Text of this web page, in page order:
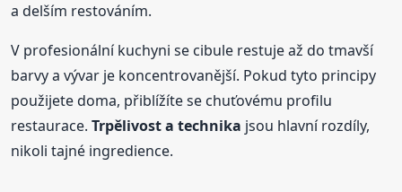
a delším restováním.
V profesionální kuchyni se cibule restuje až do tmavší
barvy a vývar je koncentrovanější. Pokud tyto principy
použijete doma, přiblížíte se chuťovému profilu
restaurace.Trpělivost a technika jsou hlavní rozdíly,
nikoli tajné ingredience.